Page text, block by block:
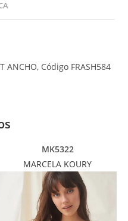
ANCHO, Código FRASH584
MK5322
MARCELA KOURY